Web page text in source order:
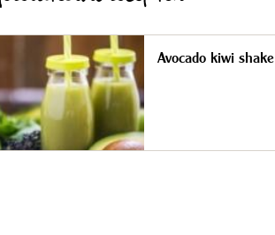
Avocado kiwi shake